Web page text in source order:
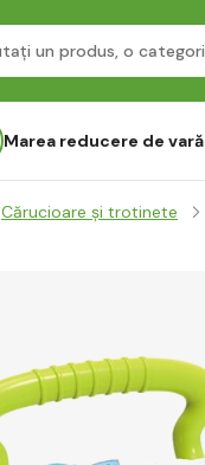
Marea reducere de vară
Cărucioare și trotinete